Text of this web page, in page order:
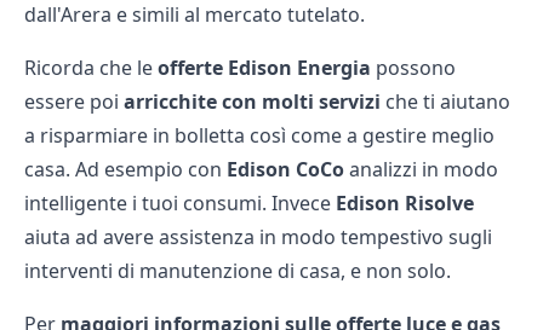
dall'Arera e simili al mercato tutelato.
Ricorda che leofferte Edison Energia possono
essere poi arricchite con molti servizi che ti aiutano
a risparmiare in bolletta così come a gestire meglio
casa. Ad esempio con Edison CoCoanalizzi in modo
intelligente i tuoi consumi. Invece Edison Risolve
aiuta ad avere assistenza in modo tempestivo sugli
interventi di manutenzione di casa, e non solo.
Per maggiori informazioni sulle offerte luce e gas